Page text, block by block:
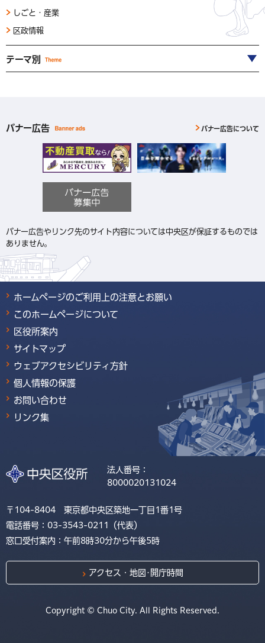
しごと・産業
区政情報
テーマ別
バナー広告 バナー広告について
バナー広告やリンク先のサイト内容については中央区が保証するものでは
ありません。
ホームページのご利用上の注意とお願い
このホームページについて
区役所案内
サイトマップ
ウェブアクセシビリティ方針
個人情報の保護
お問い合わせ
リンク集
法人番号：
8000020131024
〒104-8404 東京都中央区築地一丁目1番1号
電話番号：03-3543-0211（代表）
窓口受付案内：午前8時30分から午後5時
アクセス・地図･開庁時間
Copyright © Chuo City. All Rights Reserved.